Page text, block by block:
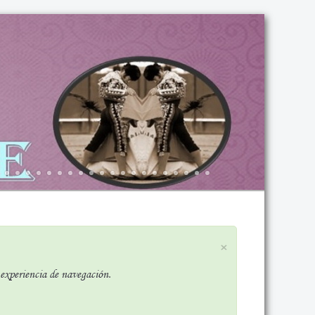
×
de navegación.